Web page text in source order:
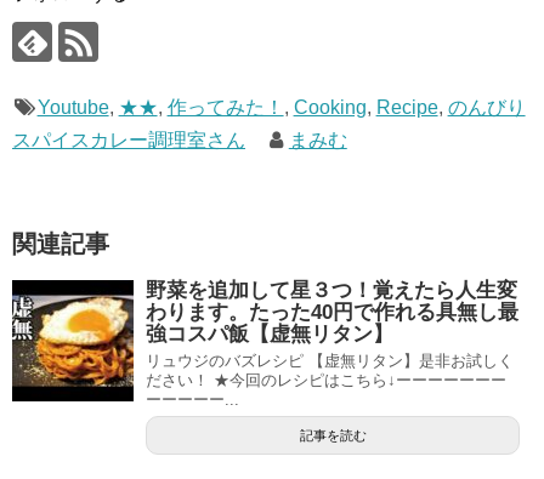
Youtube, ★★, 作ってみた！ , Cooking, Recipe, のんびり
スパイスカレー調理室さん
まみむ
関連記事
野菜を追加して星３つ！覚えたら人生変
わります。たった40円で作れる具無し最
強コスパ飯【虚無リタン】
リュウジのバズレシピ 【虚無リタン】是非お試しく
ださい！ ★今回のレシピはこちら↓ーーーーーーー
ーーーーー...
記事を読む